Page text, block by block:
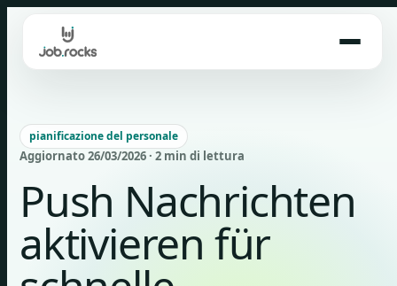
content
pianificazione del personale
Aggiornato 26/03/2026 · 2 min di lettura
Push Nachrichten
aktivieren für